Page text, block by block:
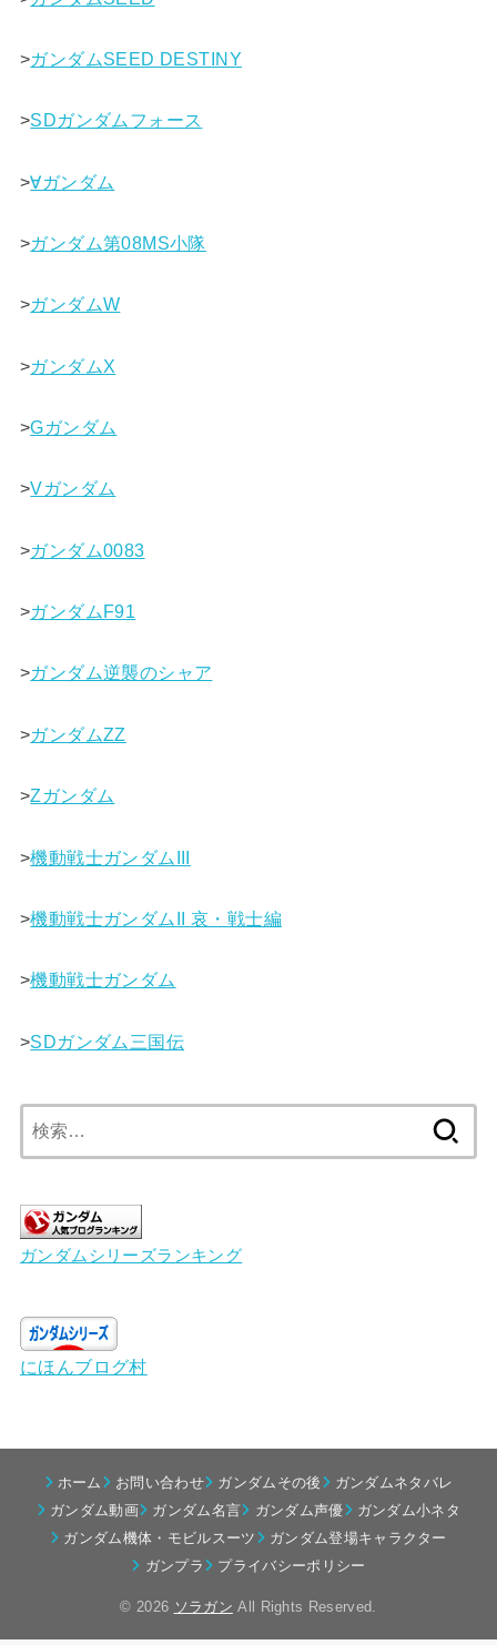
>ガンダムSEED DESTINY
>SDガンダムフォース
>∀ガンダム
>ガンダム第08MS小隊
>ガンダムW
>ガンダムX
>Gガンダム
>Vガンダム
>ガンダム0083
>ガンダムF91
>ガンダム逆襲のシャア
>ガンダムΖΖ
>Ζガンダム
>機動戦士ガンダムIII
>機動戦士ガンダムII 哀・戦士編
>機動戦士ガンダム
>SDガンダム三国伝
索:
ガンダムシリーズランキング
にほんブログ村
ホーム お問い合わせ ガンダムその後
ガンダムネタバレ
ガンダム動画
ガンダム名言 ガンダム声優
ガンダム小ネタ
ガンダム機体・モビルスーツ
ガンダム登場キャラクター
ガンプラ
プライバシーポリシー
© 2026 ソラガン All Rights Reserved.